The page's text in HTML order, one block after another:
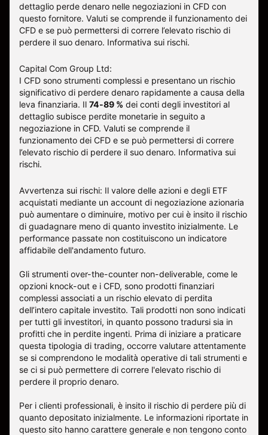
dettaglio perde denaro nelle negoziazioni in CFD con
questo fornitore. Valuti se comprende il funzionamento dei
CFD e se può permettersi di correre l’elevato rischio di
perdere il suo denaro. Informativa sui rischi.
Capital Com Group Ltd:
I CFD sono strumenti complessi e presentano un rischio
significativo di perdere denaro rapidamente a causa della
leva finanziaria. Il 74-89 % dei conti degli investitori al
dettaglio subisce perdite monetarie in seguito a
negoziazione in CFD. Valuti se comprende il
funzionamento dei CFD e se può permettersi di correre
l’elevato rischio di perdere il suo denaro. Informativa sui
rischi.
Avvertenza sui rischi: Il valore delle azioni e degli ETF
acquistati mediante un account di negoziazione azionaria
può aumentare o diminuire, motivo per cui è insito il rischio
di guadagnare meno di quanto investito inizialmente. Le
performance passate non costituiscono un indicatore
affidabile dell'andamento futuro.
Gli strumenti over-the-counter non-deliverable, come le
opzioni knock-out e i CFD, sono prodotti finanziari
complessi associati a un rischio elevato di perdita
dell’intero capitale investito. Tali prodotti non sono indicati
per tutti gli investitori, in quanto possono tradursi sia in
profitti che in perdite ingenti. Prima di iniziare a praticare
questa tipologia di trading, occorre valutare attentamente
se si comprendono le modalità operative di tali strumenti e
se ci si può permettere di correre l'elevato rischio di
perdere il proprio denaro.
Per i clienti professionali, è insito il rischio di perdere più di
quanto depositato inizialmente. Le informazioni riportate in
questo sito hanno carattere generale e non tengono conto